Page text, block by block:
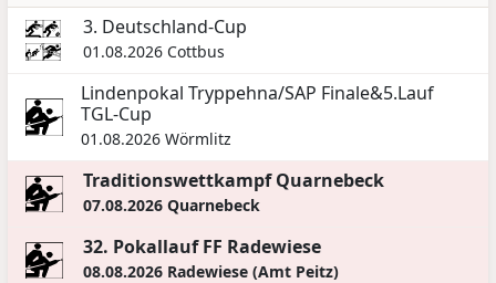
3. Deutschland-Cup
01.08.2026 Cottbus
Lindenpokal Tryppehna/SAP Finale&5.Lauf
TGL-Cup
01.08.2026 Wörmlitz
Traditionswettkampf Quarnebeck
07.08.2026 Quarnebeck
32. Pokallauf FF Radewiese
08.08.2026 Radewiese (Amt Peitz)